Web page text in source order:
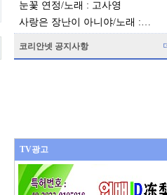
눈꽃 연정/노래 : 고사영
사랑은 장난이 아니야/노래 :…
코리안넷 공지사항
TV광고